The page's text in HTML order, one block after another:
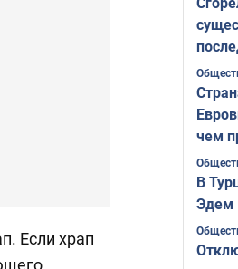
Если храп
чем
В
Эдем